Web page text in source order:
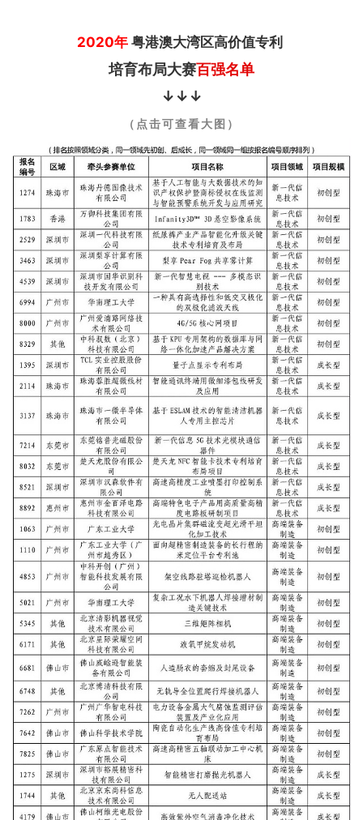
2020年 粤港澳大湾区高价值专利
培育布局大赛百强名单
↓↓↓
（点击可查看大图）